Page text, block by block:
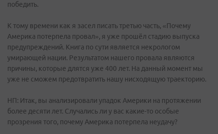
победить.
К тому времени как я засел писать третью часть, «Почему
Америка потерпела провал», я уже прошёл стадию выпуска
предупреждений. Книга по сути является некрологом
умирающей нации. Результатом нашего провала являются
причины, которые длятся уже 400 лет. На данный момент мы
уже не сможем предотвратить нашу нисходящую траекторию.
НП: Итак, вы анализировали упадок Америки на протяжении
более десяти лет. Случались ли у вас какие-то особые
прозрения того, почему Америка потерпела неудачу?